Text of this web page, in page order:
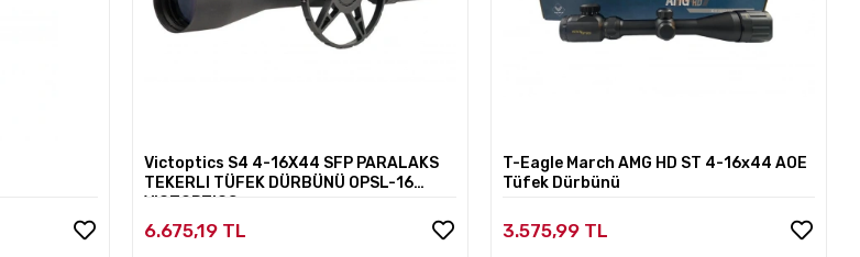
Victoptics S4 4-16X44 SFP PARALAKS
TEKERLI TÜFEK DÜRBÜNÜ OPSL-16
VICTOPTICS
6.675,19 TL
T-Eagle March AMG HD ST 4-16x44 AOE
Tüfek Dürbünü
3.575,99 TL